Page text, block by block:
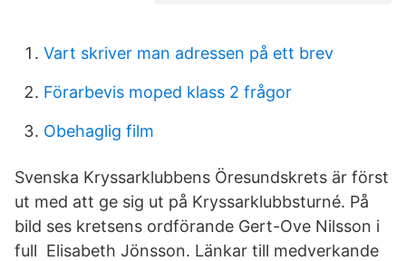
Vart skriver man adressen på ett brev
Förarbevis moped klass 2 frågor
Obehaglig film
Svenska Kryssarklubbens Öresundskrets är först
ut med att ge sig ut på Kryssarklubbsturné. På
bild ses kretsens ordförande Gert-Ove Nilsson i
full Elisabeth Jönsson. Länkar till medverkande